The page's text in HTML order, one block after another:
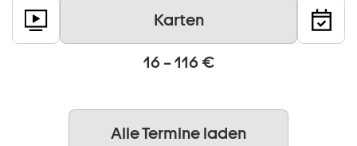
Karten
16 – 116 €
Alle Termine laden